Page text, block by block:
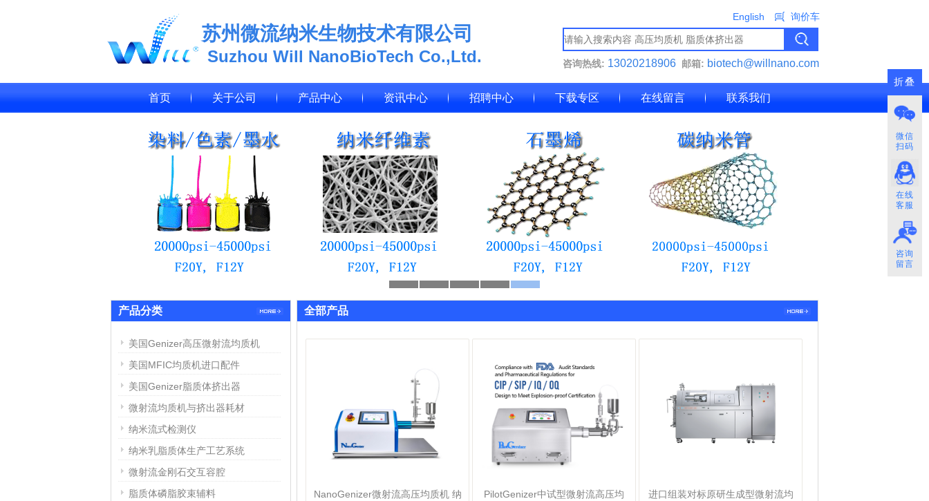
折叠
微信
扫码
在线
客服
咨询
留言
询价车
English
苏州微流纳米生物技术有限公司
Suzhou Will NanoBioTech Co.,Ltd. 咨询热线: 13020218906 邮箱: biotech@willnano.com
首页 关于公司 产品中心 资讯中心 招聘中心 下载专区 在线留言 联系我们
全部产品
NanoGenizer微射流高压均质机 纳
PilotGenizer中试型微射流高压均
进口组装对标原研生成型微射流均
产品分类
美国Genizer高压微射流均质机
美国MFIC均质机进口配件
美国Genizer脂质体挤出器
微射流均质机与挤出器耗材
纳米流式检测仪
纳米乳脂质体生产工艺系统
微射流金刚石交互容腔
脂质体磷脂胶束辅料